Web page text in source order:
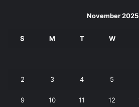
November 2025
S M T W
2 3 4 5
9 10 11 12